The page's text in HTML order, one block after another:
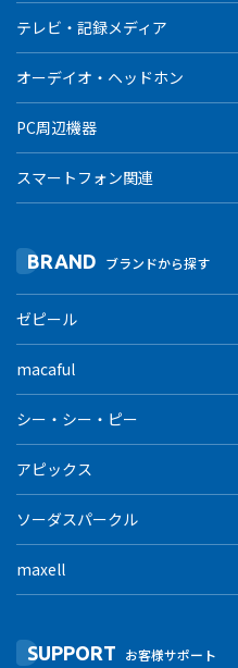
テレビ・記録メディア
オーデイオ・ヘッドホン
PC周辺機器
スマートフォン関連
BRAND ブランドから探す
ゼピール
macaful
シー・シー・ピー
アピックス
ソーダスパークル
maxell
SUPPORT お客様サポート